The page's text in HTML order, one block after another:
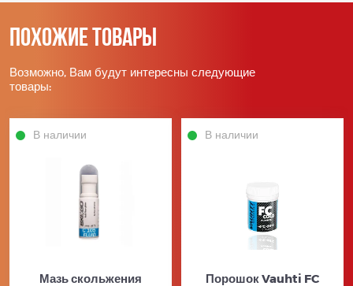
Похожие товары
Возможно, Вам будут интересны следующие
товары:
В наличии
Мазь скольжения
В наличии
Порошок Vauhti FC